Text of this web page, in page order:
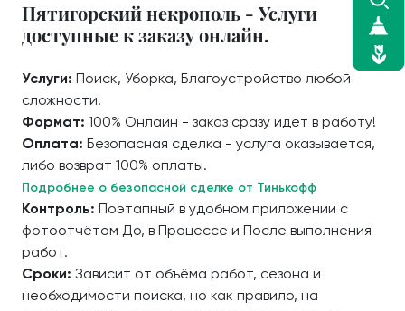
Пятигорский некрополь - Услуги
доступные к заказу онлайн.
Услуги: Поиск, Уборка, Благоустройство любой
сложности.
Формат: 100% Онлайн - заказ сразу идёт в работу!
Оплата: Безопасная сделка - услуга оказывается,
либо возврат 100% оплаты.
Подробнее о безопасной сделке от Тинькофф
Контроль: Поэтапный в удобном приложении с
фотоотчётом До, в Процессе и После выполнения
работ.
Сроки: Зависит от объёма работ, сезона и
необходимости поиска, но как правило, на